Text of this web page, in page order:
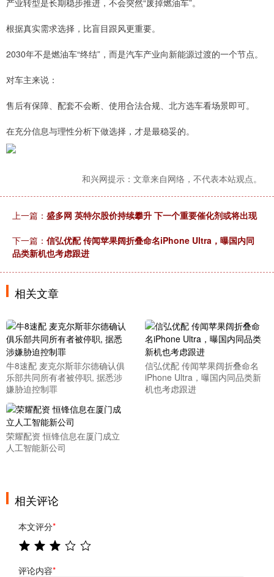
产业转型是长期稳步推进，不会突然“废掉燃油车”。
根据真实需求选择，比盲目跟风更重要。
2030年不是燃油车“终结”，而是汽车产业向新能源过渡的一个节点。
对车主来说：
售后有保障、配套不会断、使用合法合规、北方选车看场景即可。
在充分信息与理性分析下做选择，才是最稳妥的。
和兴网提示：文章来自网络，不代表本站观点。
上一篇： 盛多网 英特尔股价持续攀升 下一个重要催化剂或将出现
下一篇： 信弘优配 传闻苹果阔折叠命名iPhone Ultra，曝国内同
品类新机也考虑跟进
相关文章
牛8速配 麦克尔斯菲尔德确认俱
乐部共同所有者被停职, 据悉涉
嫌胁迫控制罪
信弘优配 传闻苹果阔折叠命名
iPhone Ultra，曝国内同品类新
机也考虑跟进
荣耀配资 恒锋信息在厦门成立
人工智能新公司
相关评论
本文评分*
评论内容*